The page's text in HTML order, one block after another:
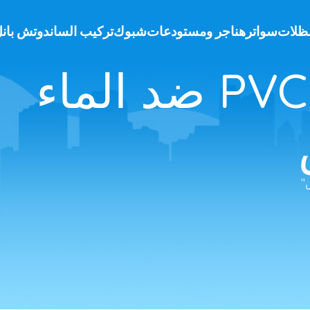
سواتر هناجر ومستودعاتشبوكتركيب الساندوتش
Tag Archives: قماش مظلات PVC ضد الماء